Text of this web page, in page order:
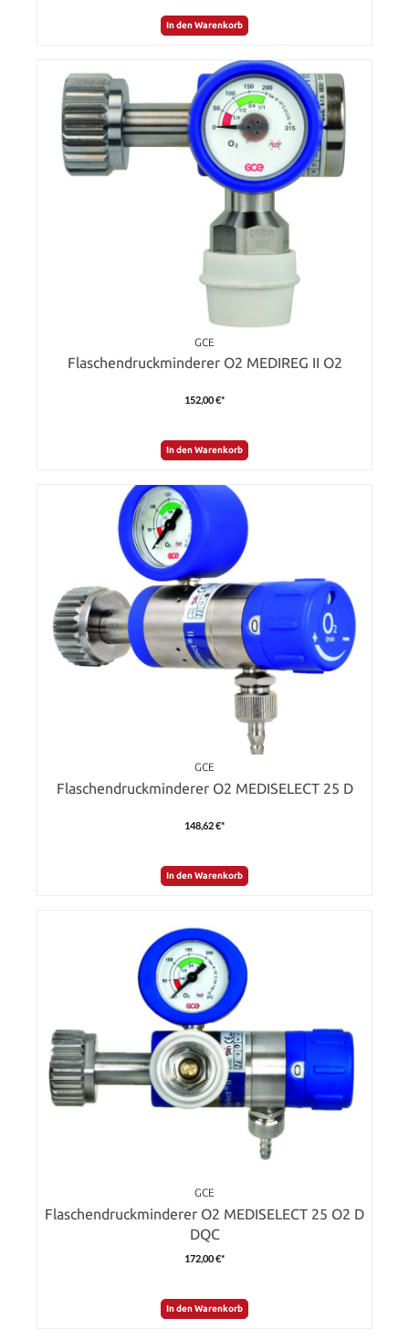
In den Warenkorb
GCE
Flaschendruckminderer O2 MEDIREG II O2
152,00 €*
In den Warenkorb
GCE
Flaschendruckminderer O2 MEDISELECT 25 D
148,62 €*
In den Warenkorb
GCE
Flaschendruckminderer O2 MEDISELECT 25 O2 D
DQC
172,00 €*
In den Warenkorb